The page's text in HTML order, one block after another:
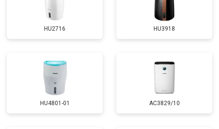
HU2716 HU3918
HU4801-01 AC3829/10